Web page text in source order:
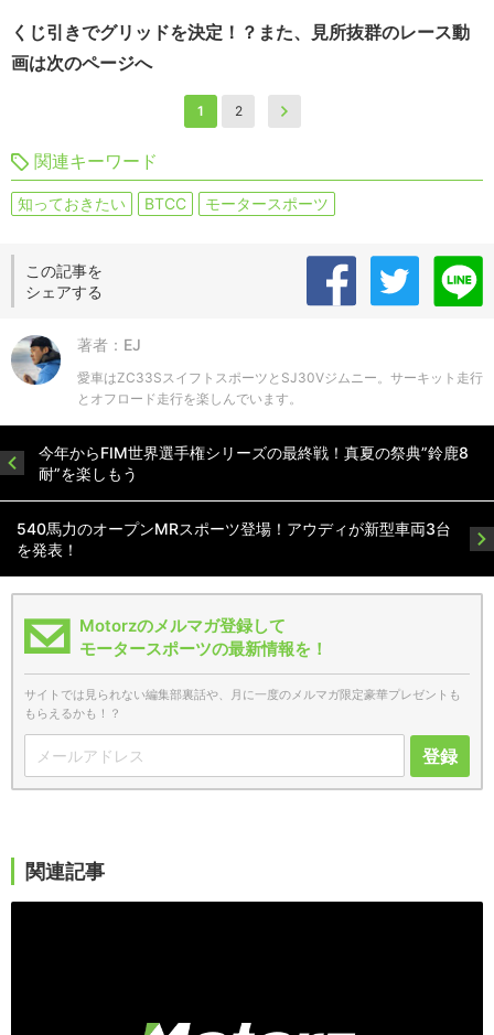
くじ引きでグリッドを決定！？また、見所抜群のレース動
画は次のページへ
1 2
関連キーワード
知っておきたい BTCC モータースポーツ
この記事を
シェアする
著者：EJ
愛車はZC33SスイフトスポーツとSJ30Vジムニー。サーキット走行
とオフロード走行を楽しんでいます。
今年からFIM世界選手権シリーズの最終戦！真夏の祭典”鈴鹿8
耐”を楽しもう
540馬力のオープンMRスポーツ登場！アウディが新型車両3台
を発表！
Motorzのメルマガ登録して
モータースポーツの最新情報を！
サイトでは見られない編集部裏話や、月に一度のメルマガ限定豪華プレゼントも
もらえるかも！？
登録
関連記事